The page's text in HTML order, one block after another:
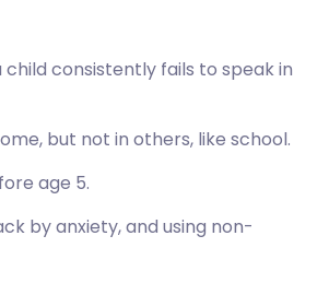
consistently fails to speak in
but not in others, like school.
age 5.
by anxiety, and using non-